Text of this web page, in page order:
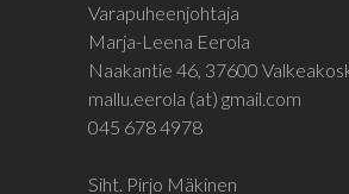
Varapuheenjohtaja
Marja-Leena Eerola
Naakantie 46, 37600
mallu.eerola (at) gmail.com
045 678 4978
Siht. Pirjo Mäkinen